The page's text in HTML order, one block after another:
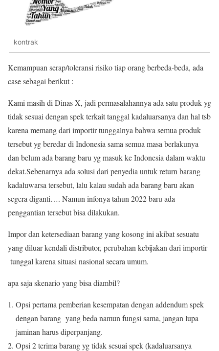
kontrak
Kemampuan serap/toleransi risiko tiap orang berbeda-beda, ada
case sebagai berikut :
Kami masih di Dinas X, jadi permasalahannya ada satu produk yg
tidak sesuai dengan spek terkait tanggal kadaluarsanya dan hal tsb
karena memang dari importir tunggalnya bahwa semua produk
tersebut yg beredar di Indonesia sama semua masa berlakunya
dan belum ada barang baru yg masuk ke Indonesia dalam waktu
dekat.Sebenarnya ada solusi dari penyedia untuk return barang
kadaluwarsa tersebut, lalu kalau sudah ada barang baru akan
segera diganti…. Namun infonya tahun 2022 baru ada
penggantian tersebut bisa dilakukan.
Impor dan ketersediaan barang yang kosong ini akibat sesuatu
yang diluar kendali distributor, perubahan kebijakan dari importir
tunggal karena situasi nasional secara umum.
apa saja skenario yang bisa diambil?
Opsi pertama pemberian kesempatan dengan addendum spek
dengan barang yang beda namun fungsi sama, jangan lupa
jaminan harus diperpanjang.
Opsi 2 terima barang yg tidak sesuai spek (kadaluarsanya